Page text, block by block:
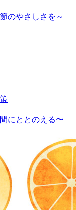
のやさしさを～
にととのえる〜